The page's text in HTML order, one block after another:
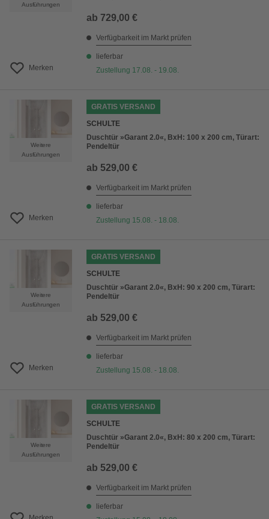
Ausführungen
Merken
ab 729,00 €
Verfügbarkeit im Markt prüfen
lieferbar
Zustellung 17.08. - 19.08.
Weitere
Ausführungen
Merken
GRATIS VERSAND
SCHULTE
Duschtür »Garant 2.0«, BxH: 100 x 200 cm, Türart:
Pendeltür
ab 529,00 €
Verfügbarkeit im Markt prüfen
lieferbar
Zustellung 15.08. - 18.08.
Weitere
Ausführungen
Merken
GRATIS VERSAND
SCHULTE
Duschtür »Garant 2.0«, BxH: 90 x 200 cm, Türart:
Pendeltür
ab 529,00 €
Verfügbarkeit im Markt prüfen
lieferbar
Zustellung 15.08. - 18.08.
Weitere
Ausführungen
GRATIS VERSAND
SCHULTE
Duschtür »Garant 2.0«, BxH: 80 x 200 cm, Türart:
Pendeltür
ab 529,00 €
Verfügbarkeit im Markt prüfen
lieferbar